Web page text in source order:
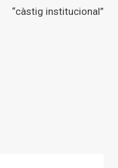
“càstig institucional”